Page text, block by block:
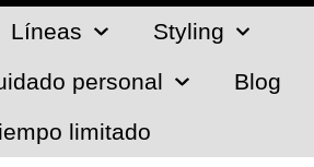
Líneas
Styling
personal
Blog
limitado